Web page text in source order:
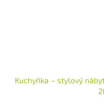
Kuchyňka – stylový